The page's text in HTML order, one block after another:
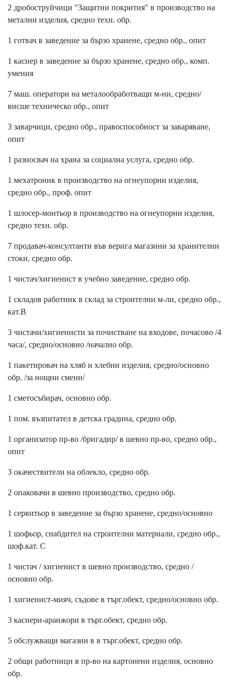
2 дробоструйчици "Защитни покрития" в производство на
метални изделия, средно техн. обр.
1 готвач в заведение за бързо хранене, средно обр., опит
1 касиер в заведение за бързо хранене, средно обр., комп.
умения
7 маш. оператори на металообработващи м-ни, средно/
висше техническо обр., опит
3 заварчици, средно обр., правоспособност за заваряване,
опит
1 разносвач на храна за социална услуга, средно обр.
1 мехатроник в производство на огнеупорни изделия,
средно обр., проф. опит
1 шлосер-монтьор в производство на огнеупорни изделия,
средно техн. обр.
7 продавач-консултанти във верига магазини за хранителни
стоки, средно обр.
1 чистач/хигиенист в учебно заведение, средно обр.
1 складов работник в склад за строителни м-ли, средно обр.,
кат.В
3 чистачи/хигиенисти за почистване на входове, почасово /4
часа/, средно/основно /начално обр.
1 пакетировач на хляб и хлебни изделия, средно/основно
обр. /за нощни смени/
1 сметосъбирач, основно обр.
1 пом. възпитател в детска градина, средно обр.
1 организатор пр-во /бригадир/ в шевно пр-во, средно обр.,
опит
3 окачествители на облекло, средно обр.
2 опаковачи в шевно производство, средно обр.
1 сервитьор в заведение за бързо хранене, средно/основно
1 шофьор, снабдител на строителни материали, средно обр.,
шоф.кат. С
1 чистач / хигиенист в шевно производство, средно /
основно обр.
1 хигиенист-мияч, съдове в търг.обект, средно/основно обр.
3 касиери-аранжори в търг.обект, средно обр.
5 обслужващи магазин в в търг.обект, средно обр.
2 общи работници в пр-во на картонени изделия, основно
обр.